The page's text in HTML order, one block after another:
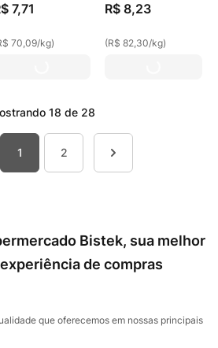
7,71
70,09/kg)
R$ 8,23
(R$ 82,30/kg)
18 de 28
1 2
Bistek, sua melhor
de compras
que oferecemos em nossas principais